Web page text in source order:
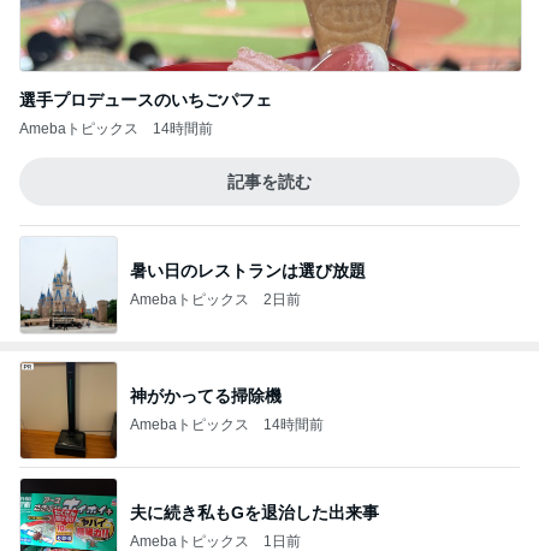
選手プロデュースのいちごパフェ
Amebaトピックス 14時間前
記事を読む
暑い日のレストランは選び放題
Amebaトピックス 2日前
神がかってる掃除機
Amebaトピックス 14時間前
夫に続き私もGを退治した出来事
Amebaトピックス 1日前